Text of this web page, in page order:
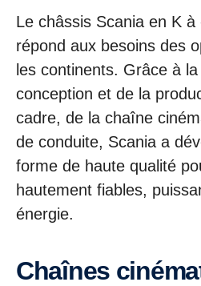
Le châssis Scania en K
répond aux besoins des
les continents. Grâce à
conception et de la
cadre, de la chaîne
de conduite, Scania a
forme de haute qualité
hautement fiables,
énergie.
Chaînes